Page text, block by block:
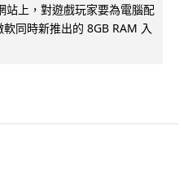
上，對遊戲玩家要為電腦配
同時新推出的 8GB RAM 入